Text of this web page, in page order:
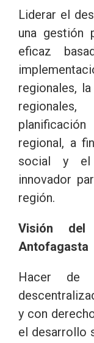
Liderar el
una gestión
eficaz
regionales,
regional, a
social y el
innovador
región.
Visión del
Antofagasta
Hacer de
y con
el desarrollo